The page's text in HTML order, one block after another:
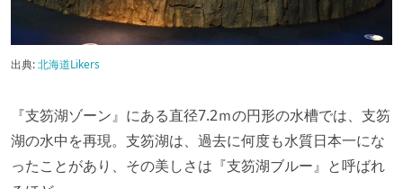
出典:北海道Likers
『支笏湖ゾーン』にある直径7.2ｍの円形の水槽では、支笏
湖の水中を再現。支笏湖は、過去に何度も水質日本一にな
ったことがあり、その美しさは『支笏湖ブルー』と呼ばれ